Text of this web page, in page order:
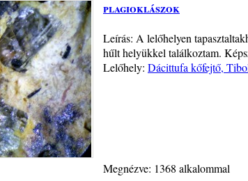
plagioklászok
Leírás: A lelőhelyen
hűlt helyükkel találkoztam.
Lelőhely: Dácittufa kőfejtő,
Megnézve: 1368 alkalommal